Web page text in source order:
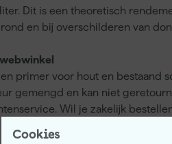
Cookies
Dit is een theoretisch
en bij overschilderen van
primer voor hout en bestaand
gemengd en kan niet
Wil je zakelijk